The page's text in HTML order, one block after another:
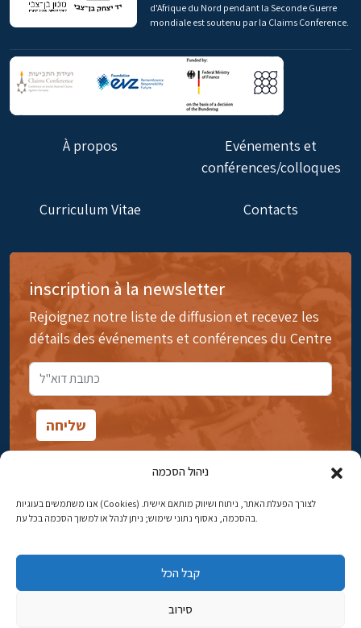
ניהול הסכמה
אנו משתמשים בעוגיות (Cookies) לצורך הפעלת האתר, ניתוח ושיווק מותאם אישית.
בהסכמה, נאסוף נתוני שימוש; ניתן לנהל או למשוך הסכמה בכל עת.
קבל הכל
סירוב
d'Afrique du Nord pendant la Seconde Guerre
mondiale est soutenu par la Claims Conference.
À propos
Evénements et
conférences/colloques
Curriculum Vitae Contacts
inscription à la newsletter
Rejoignez notre liste de diffusion et recevez les
détails des événements et conférences du Centre
14rue Ibn Gavirol, Rehavia, Jérusalem
Adresse électronique:najww2@ybz.org.il